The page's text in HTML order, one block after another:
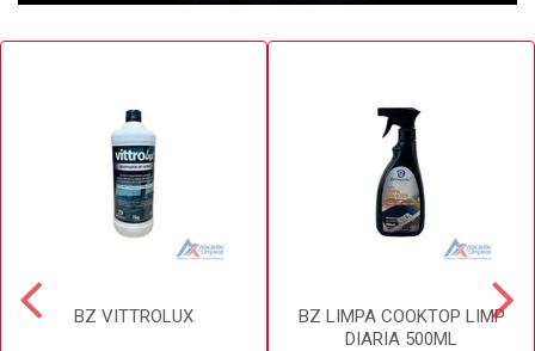
BZ VITTROLUX
BZ LIMPA COOKTOP LIMP
DIARIA 500ML